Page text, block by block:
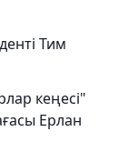
Тим
кеңесі"
Ерлан